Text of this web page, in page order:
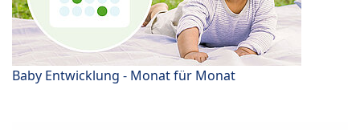
Baby Entwicklung - Monat für Monat